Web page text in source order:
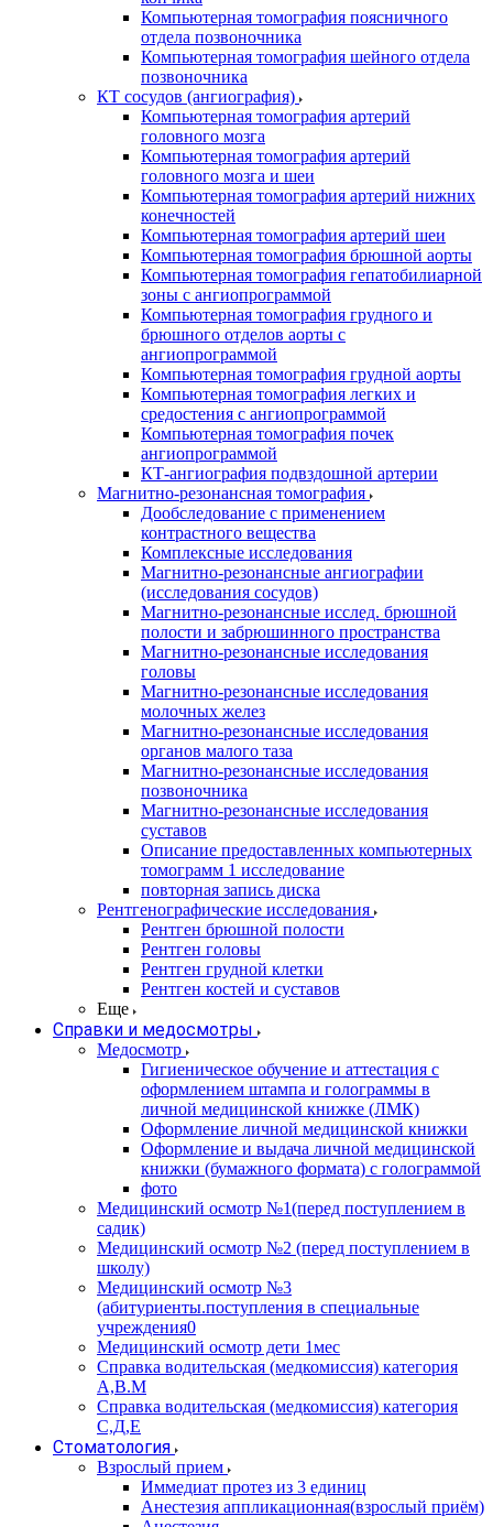
Компьютерная томография поясничного
отдела позвоночника
Компьютерная томография шейного отдела
позвоночника
КТ сосудов (ангиография)
Компьютерная томография артерий
головного мозга
Компьютерная томография артерий
головного мозга и шеи
Компьютерная томография артерий нижних
конечностей
Компьютерная томография артерий шеи
Компьютерная томография брюшной аорты
Компьютерная томография гепатобилиарной
зоны с ангиопрограммой
Компьютерная томография грудного и
брюшного отделов аорты с
ангиопрограммой
Компьютерная томография грудной аорты
Компьютерная томография легких и
средостения с ангиопрограммой
Компьютерная томография почек
ангиопрограммой
КТ-ангиография подвздошной артерии
Магнитно-резонансная томография
Дообследование с применением
контрастного вещества
Комплексные исследования
Магнитно-резонансные ангиографии
(исследования сосудов)
Магнитно-резонансные исслед. брюшной
полости и забрюшинного пространства
Магнитно-резонансные исследования
головы
Магнитно-резонансные исследования
молочных желез
Магнитно-резонансные исследования
органов малого таза
Магнитно-резонансные исследования
позвоночника
Магнитно-резонансные исследования
суставов
Описание предоставленных компьютерных
томограмм 1 исследование
повторная запись диска
Рентгенографические исследования
Рентген брюшной полости
Рентген головы
Рентген грудной клетки
Рентген костей и суставов
Еще
Справки и медосмотры
Медосмотр
Гигиеническое обучение и аттестация с
оформлением штампа и голограммы в
личной медицинской книжке (ЛМК)
Оформление личной медицинской книжки
Оформление и выдача личной медицинской
книжки (бумажного формата) с голограммой
фото
Медицинский осмотр №1(перед поступлением в
садик)
Медицинский осмотр №2 (перед поступлением в
школу)
Медицинский осмотр №3
(абитуриенты.поступления в специальные
учреждения0
Медицинский осмотр дети 1мес
Справка водительская (медкомиссия) категория
А,В.М
Справка водительская (медкомиссия) категория
С,Д,Е
Стоматология
Взрослый прием
Иммедиат протез из 3 единиц
Анестезия аппликационная(взрослый приём)